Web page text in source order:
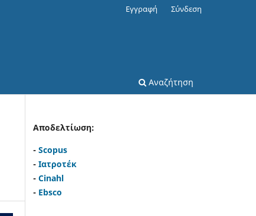
Αναζήτηση
Εγγραφή Σύνδεση
Αποδελτίωση:
- Scopus
- Ιατροτέκ
- Cinahl
- Ebsco